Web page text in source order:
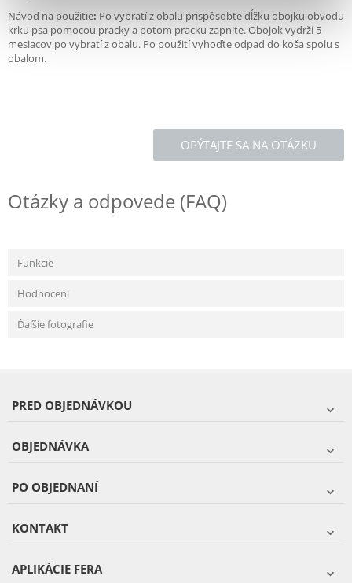
Návod na použitie: Po vybratí z obalu prispôsobte dĺžku obojku obvodu
krku psa pomocou pracky a potom pracku zapnite. Obojok vydrží 5
mesiacov po vybratí z obalu. Po použití vyhoďte odpad do koša spolu s
obalom.
OPÝTAJTE SA NA OTÁZKU
Otázky a odpovede (FAQ)
Funkcie
Hodnocení
Ďaľšie fotografie
PRED OBJEDNÁVKOU
OBJEDNÁVKA
PO OBJEDNANÍ
KONTAKT
APLIKÁCIE FERA